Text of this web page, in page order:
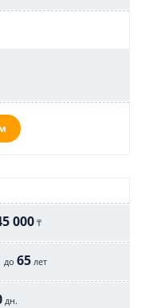
000 ₸
до 65 лет
дн.